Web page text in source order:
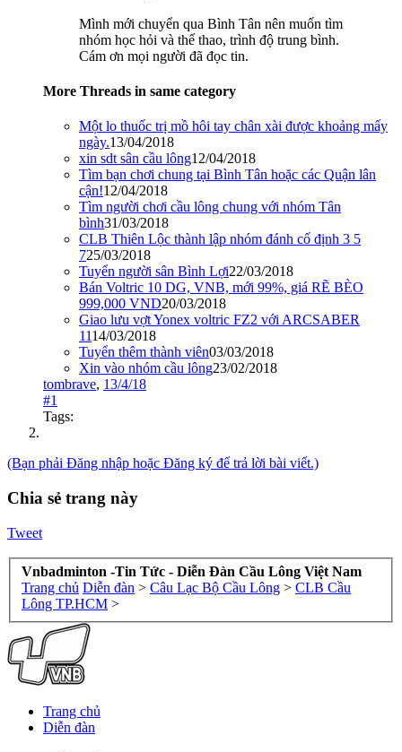
Mình mới chuyển qua Bình Tân nên muốn tìm
nhóm học hỏi và thể thao, trình độ trung bình.
Cám ơn mọi người đã đọc tin.
More Threads in same category
Một lo thuốc trị mồ hôi tay chân xài được khoảng mấy
ngày.13/04/2018
xin sdt sân cầu lông12/04/2018
Tìm bạn chơi chung tại Bình Tân hoặc các Quận lân
cận!12/04/2018
Tìm người chơi cầu lông chung với nhóm Tân
bình31/03/2018
CLB Thiên Lộc thành lập nhóm đánh cố định 3 5
725/03/2018
Tuyển người sân Bình Lợi22/03/2018
Bán Voltric 10 DG, VNB, mới 99%, giá RẼ BÈO
999,000 VND20/03/2018
Giao lưu vợt Yonex voltric FZ2 với ARCSABER
1114/03/2018
Tuyển thêm thành viên03/03/2018
Xin vào nhóm cầu lông23/02/2018
tombrave, 13/4/18
#1
Tags:
(Bạn phải Đăng nhập hoặc Đăng ký để trả lời bài viết.)
Chia sẻ trang này
Tweet
Vnbadminton -Tin Tức - Diễn Đàn Cầu Lông Việt Nam
Trang chủ Diễn đàn > Câu Lạc Bộ Cầu Lông > CLB Cầu
Lông TP.HCM >
Trang chủ
Diễn đàn